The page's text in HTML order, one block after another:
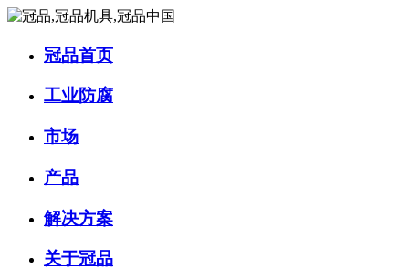
冠品首页
工业防腐
市场
产品
解决方案
关于冠品